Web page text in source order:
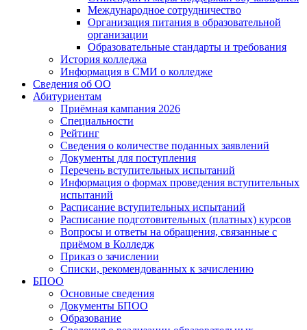
Международное сотрудничество
Организация питания в образовательной
организации
Образовательные стандарты и требования
История колледжа
Информация в СМИ о колледже
Сведения об ОО
Абитуриентам
Приёмная кампания 2026
Специальности
Рейтинг
Сведения о количестве поданных заявлений
Документы для поступления
Перечень вступительных испытаний
Информация о формах проведения вступительных
испытаний
Расписание вступительных испытаний
Расписание подготовительных (платных) курсов
Вопросы и ответы на обращения, связанные с
приёмом в Колледж
Приказ о зачислении
Списки, рекомендованных к зачислению
БПОО
Основные сведения
Документы БПОО
Образование